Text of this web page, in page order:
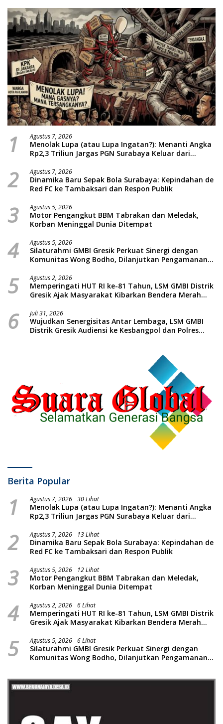
1 Agustus 7, 2026
Menolak Lupa (atau Lupa Ingatan?): Menanti Angka
Rp2,3 Triliun Jargas PGN Surabaya Keluar dari
2 Agustus 7, 2026
Dinamika Baru Sepak Bola Surabaya: Kepindahan de
Red FC ke Tambaksari dan Respon Publik
3 Agustus 5, 2026
Motor Pengangkut BBM Tabrakan dan Meledak,
Korban Meninggal Dunia Ditempat
4 Agustus 5, 2026
Silaturahmi GMBI Gresik Perkuat Sinergi dengan
Komunitas Wong Bodho, Dilanjutkan Pengamanan
Massal dan Santunan Anak Yatim
5 Agustus 2, 2026
Memperingati HUT RI ke-81 Tahun, LSM GMBI Distrik
Gresik Ajak Masyarakat Kibarkan Bendera Merah
6 Juli 31, 2026
Wujudkan Senergisitas Antar Lembaga, LSM GMBI
Distrik Gresik Audiensi ke Kesbangpol dan Polres
Berita Popular
1 Agustus 7, 2026 30 Lihat
Menolak Lupa (atau Lupa Ingatan?): Menanti Angka
Rp2,3 Triliun Jargas PGN Surabaya Keluar dari
2 Agustus 7, 2026 13 Lihat
Dinamika Baru Sepak Bola Surabaya: Kepindahan de
Red FC ke Tambaksari dan Respon Publik
3 Agustus 5, 2026 12 Lihat
Motor Pengangkut BBM Tabrakan dan Meledak,
Korban Meninggal Dunia Ditempat
4 Agustus 2, 2026 6 Lihat
Memperingati HUT RI ke-81 Tahun, LSM GMBI Distrik
Gresik Ajak Masyarakat Kibarkan Bendera Merah
5 Agustus 5, 2026 6 Lihat
Silaturahmi GMBI Gresik Perkuat Sinergi dengan
Komunitas Wong Bodho, Dilanjutkan Pengamanan